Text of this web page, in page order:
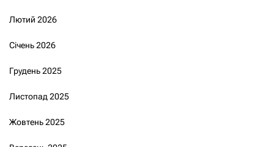
Лютий 2026
Січень 2026
Грудень 2025
Листопад 2025
Жовтень 2025